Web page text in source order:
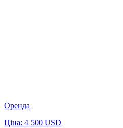
Оренда
Ціна: 4 500 USD